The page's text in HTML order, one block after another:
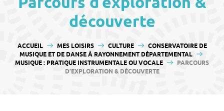
découverte
VOUS ÊTES ICI :
ACCUEIL MES LOISIRS CULTURE
CONSERVATOIRE DE
MUSIQUE ET DE DANSE À RAYONNEMENT DÉPARTEMENTAL
MUSIQUE : PRATIQUE INSTRUMENTALE OU VOCALE
PARCOURS
D’EXPLORATION & DÉCOUVERTE